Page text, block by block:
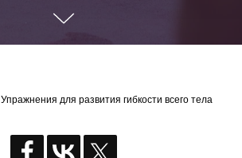
Упражнения для развития гибкости всего тела